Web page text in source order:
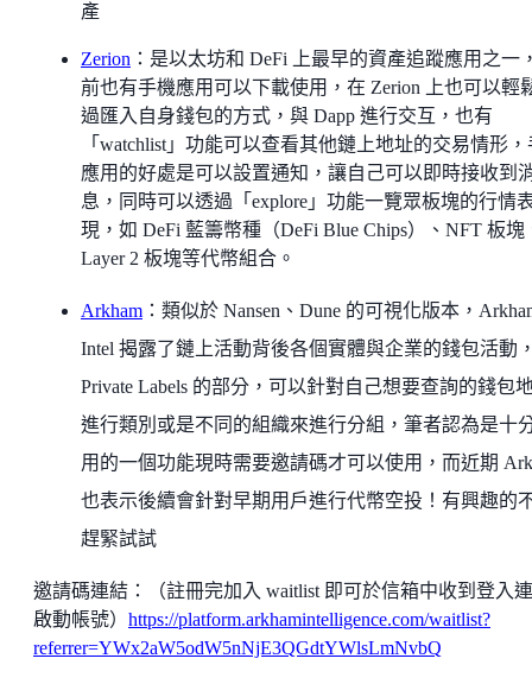
產
Zerion ：是以太坊和 DeFi 上最早的資產追蹤應用之一
前也有手機應用可以下載使用，在 Zerion 上也可以輕
過匯入自身錢包的方式，與 Dapp 進行交互，也有
「watchlist」功能可以查看其他鏈上地址的交易情形
應用的好處是可以設置通知，讓自己可以即時接收到
息，同時可以透過「explore」功能一覽眾板塊的行情
現，如 DeFi 藍籌幣種（DeFi Blue Chips）、NFT 板塊
Layer 2 板塊等代幣組合。
Arkham ：類似於 Nansen、Dune 的可視化版本，
Intel 揭露了鏈上活動背後各個實體與企業的錢包活動
Private Labels 的部分，可以針對自己想要查詢的錢包
進行類別或是不同的組織來進行分組，筆者認為是十
用的一個功能現時需要邀請碼才可以使用，而近期
也表示後續會針對早期用戶進行代幣空投！有興趣的
趕緊試試
邀請碼連結：（註冊完加入 waitlist 即可於信箱中收到登入
啟動帳號） https://platform.arkhamintelligence.com/waitlist?
referrer=YWx2aW5odW5nNjE3QGdtYWlsLmNvbQ